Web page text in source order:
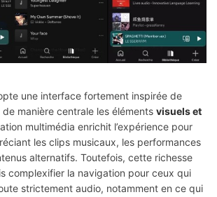
une interface fortement inspirée de
manière centrale les éléments visuels et
multimédia enrichit l’expérience pour
les clips musicaux, les performances
alternatifs. Toutefois, cette richesse
complexifier la navigation pour ceux qui
strictement audio, notamment en ce qui